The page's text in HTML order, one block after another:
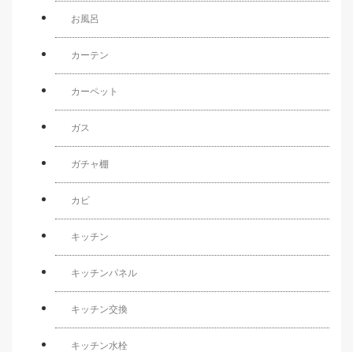
お風呂
カーテン
カーペット
ガス
ガチャ棚
カビ
キッチン
キッチンパネル
キッチン交換
キッチン水栓